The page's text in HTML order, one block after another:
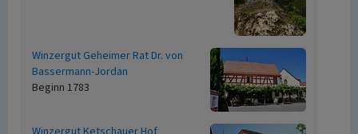
Winzergut Geheimer Rat Dr. von
Bassermann-Jordan
Beginn 1783